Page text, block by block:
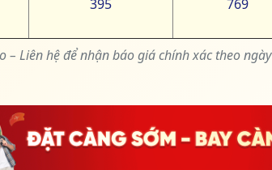
– Liên hệ để nhận báo giá chính xác theo ngày
395 769